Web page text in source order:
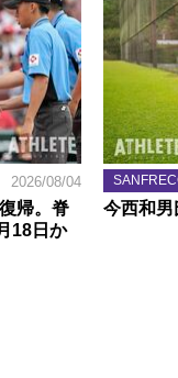
2026/08/04
帰。脊
18日か
今西和男